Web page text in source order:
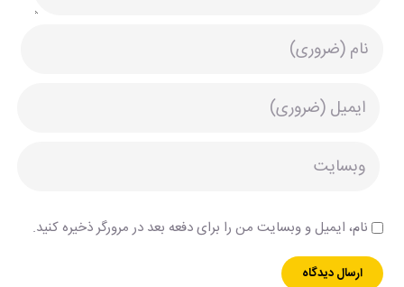
نام، ایمیل و وبسایت من را برای دفعه بعد در مرورگر ذخیره کنید.